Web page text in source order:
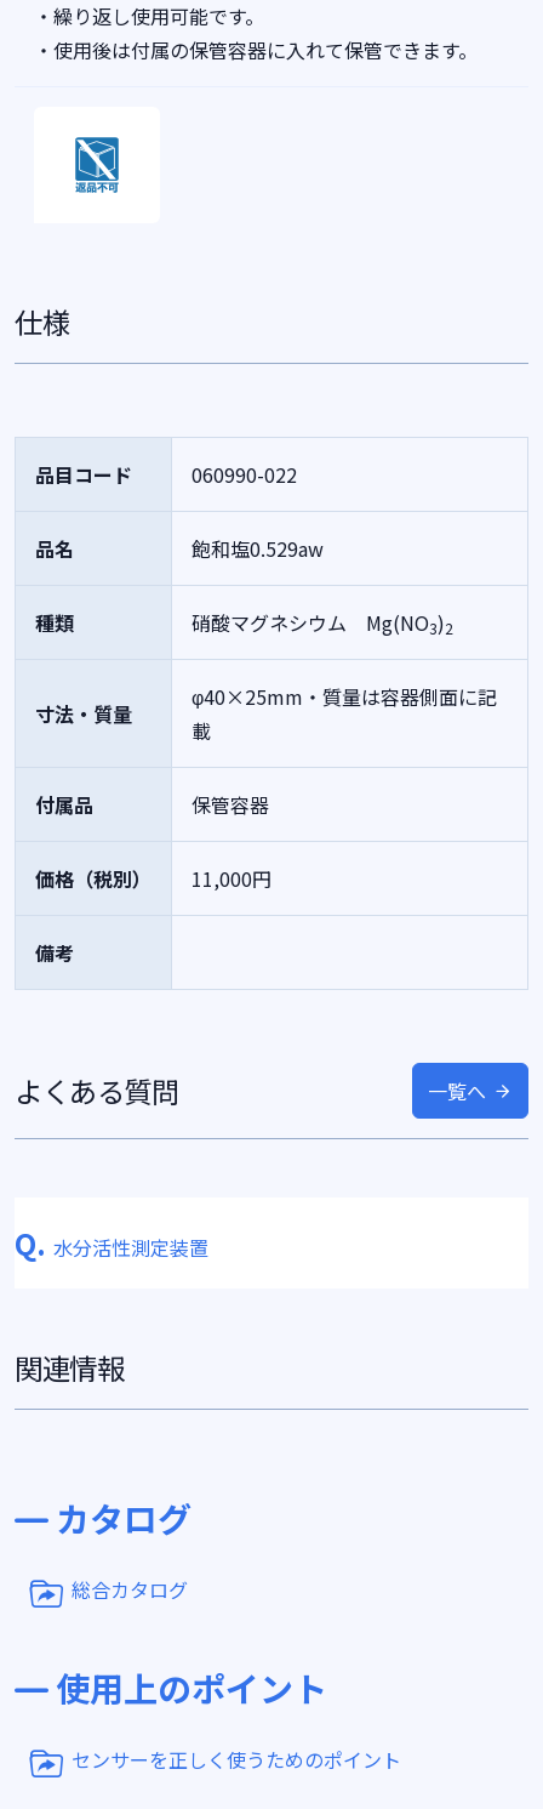
・繰り返し使用可能です。
・使用後は付属の保管容器に入れて保管できます。
仕様
品目コード 060990-022
品名 飽和塩0.529aw
種類 硝酸マグネシウム Mg(NO3)2
寸法・質量
φ40×25mm・質量は容器側面に記
載
付属品 保管容器
価格（税別） 11,000円
備考
よくある質問 一覧へ
Q. 水分活性測定装置
関連情報
カタログ
総合カタログ
使用上のポイント
センサーを正しく使うためのポイント